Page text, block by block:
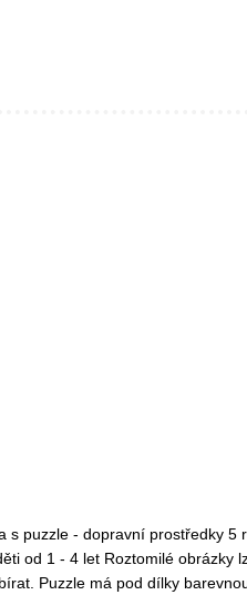
s puzzle - dopravní prostředky 5
od 1 - 4 let Roztomilé obrázky
Puzzle má pod dílky